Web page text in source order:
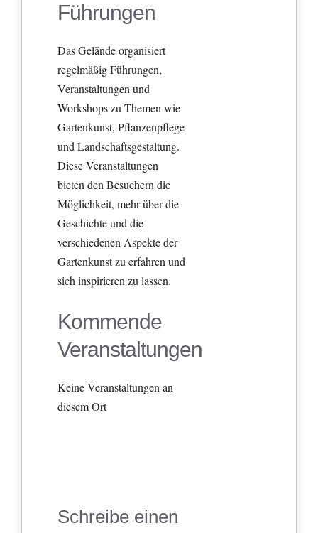
Führungen
Das Gelände organisiert
regelmäßig Führungen,
Veranstaltungen und
Workshops zu Themen wie
Gartenkunst, Pflanzenpflege
und Landschaftsgestaltung.
Diese Veranstaltungen
bieten den Besuchern die
Möglichkeit, mehr über die
Geschichte und die
verschiedenen Aspekte der
Gartenkunst zu erfahren und
sich inspirieren zu lassen.
Kommende
Veranstaltungen
Keine Veranstaltungen an
diesem Ort
Schreibe einen